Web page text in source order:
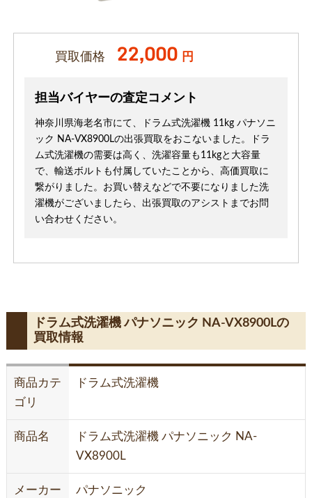
買取価格 22,000 円
担当バイヤーの査定コメント
神奈川県海老名市にて、ドラム式洗濯機 11kg パナソニ
ック NA-VX8900Lの出張買取をおこないました。ドラ
ム式洗濯機の需要は高く、洗濯容量も11kgと大容量
で、輸送ボルトも付属していたことから、高価買取に
繋がりました。お買い替えなどで不要になりました洗
濯機がございましたら、出張買取のアシストまでお問
い合わせください。
ドラム式洗濯機 パナソニック NA-VX8900Lの
買取情報
商品カテ
ゴリ
ドラム式洗濯機
商品名
ドラム式洗濯機 パナソニック NA-
VX8900L
メーカー パナソニック